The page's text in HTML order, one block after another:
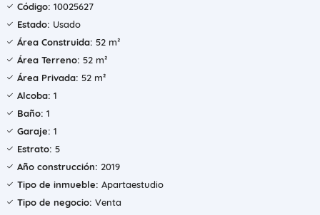
Código: 10025627
Estado: Usado
Área Construida: 52 m²
Área Terreno: 52 m²
Área Privada: 52 m²
Alcoba: 1
Baño: 1
Garaje: 1
Estrato: 5
Año construcción: 2019
Tipo de inmueble: Apartaestudio
Tipo de negocio: Venta